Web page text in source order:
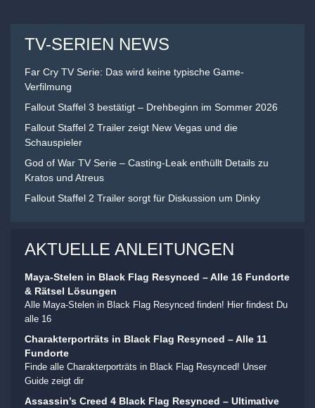
TV-SERIEN NEWS
Far Cry TV Serie: Das wird keine typische Game-
Verfilmung
Fallout Staffel 3 bestätigt – Drehbeginn im Sommer 2026
Fallout Staffel 2 Trailer zeigt New Vegas und die
Schauspieler
God of War TV Serie – Casting-Leak enthüllt Details zu
Kratos und Atreus
Fallout Staffel 2 Trailer sorgt für Diskussion um Dinky
AKTUELLE ANLEITUNGEN
Maya-Stelen in Black Flag Resynced – Alle 16 Fundorte
& Rätsel Lösungen
Alle Maya-Stelen in Black Flag Resynced finden! Hier findest Du
alle 16
Charakterporträts in Black Flag Resynced – Alle 11
Fundorte
Finde alle Charakterporträts in Black Flag Resynced! Unser
Guide zeigt dir
Assassin’s Creed 4 Black Flag Resynced – Ultimative